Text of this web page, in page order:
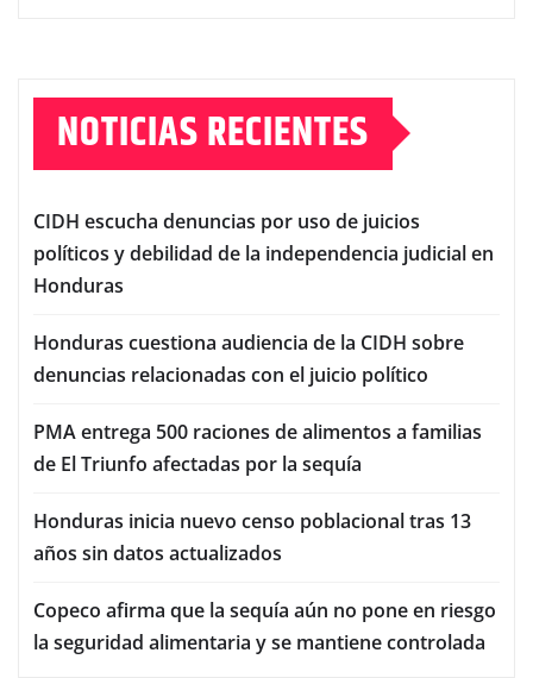
NOTICIAS RECIENTES
CIDH escucha denuncias por uso de juicios
políticos y debilidad de la independencia judicial en
Honduras
Honduras cuestiona audiencia de la CIDH sobre
denuncias relacionadas con el juicio político
PMA entrega 500 raciones de alimentos a familias
de El Triunfo afectadas por la sequía
Honduras inicia nuevo censo poblacional tras 13
años sin datos actualizados
Copeco afirma que la sequía aún no pone en riesgo
la seguridad alimentaria y se mantiene controlada